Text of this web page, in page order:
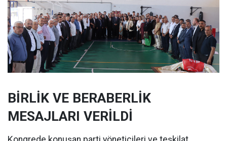
BİRLİK VE BERABERLİK
MESAJLARI VERİLDİ